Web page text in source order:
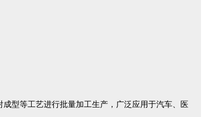
型等工艺进行批量加工生产，广泛应用于汽车、医